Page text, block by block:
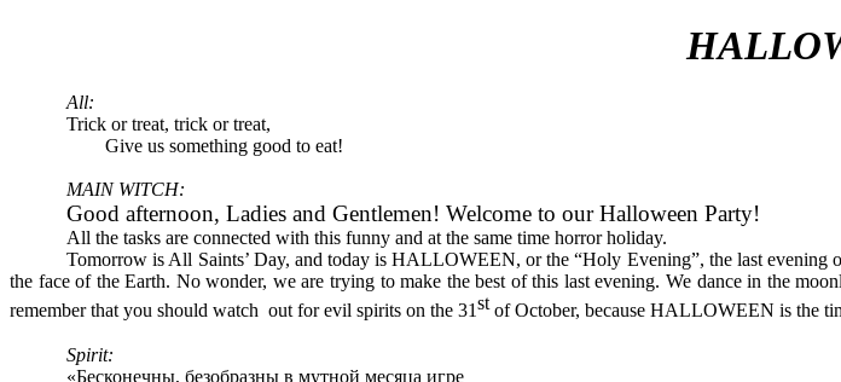
All:
Trick or treat, trick or treat,
Give us something good to eat!
MAIN WITCH:
Good afternoon, Ladies and Gentlemen! Welcome to our Halloween Party!
All the tasks are connected with this funny and at the same time horror holiday.
Tomorrow is All Saints’ Day, and today is HALLOWEEN, or the “Holy Evening”, the last
the face of the Earth. No wonder, we are trying to make the best of this last evening. We dance in the
remember that you should watch out for evil spirits on the 31stof October, because HALLOWEEN is the
Spirit:
«Бесконечны, безобразны в мутной месяца игре